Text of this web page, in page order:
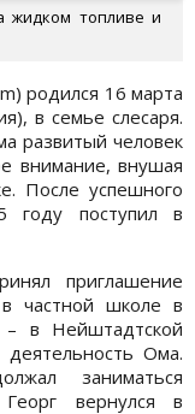
жидком топливе и
родился 16 марта
в семье слесаря.
развитый человек
внимание, внушая
После успешного
году поступил в
приглашение
частной школе в
в Нейштадтской
деятельность Ома.
заниматься
вернулся в